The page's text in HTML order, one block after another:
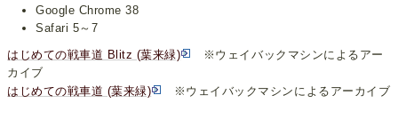
Google Chrome 38
Safari 5～7
はじめての戦車道 Blitz (葉来緑)
※ウェイバックマシンによるアー
カイブ
はじめての戦車道 (葉来緑)
※ウェイバックマシンによるアーカイブ